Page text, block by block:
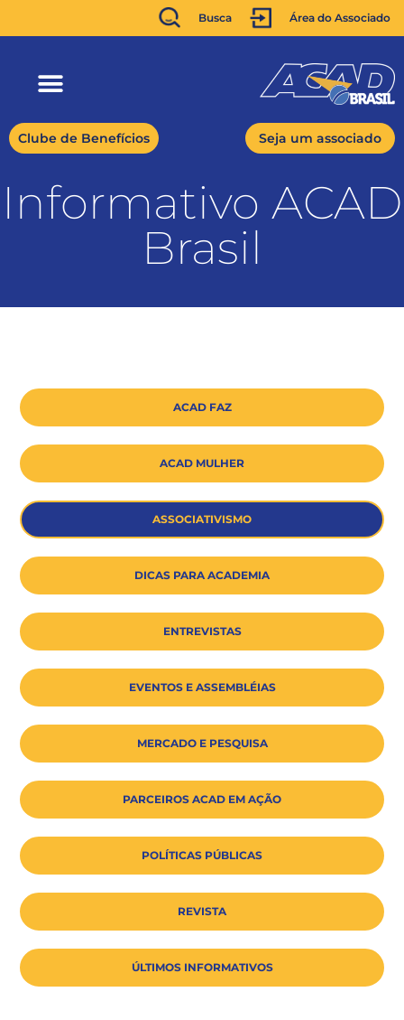
Busca Área do Associado
Clube de Benefícios Seja um associado
Informativo ACAD
Brasil
ACAD FAZ
ACAD MULHER
ASSOCIATIVISMO
DICAS PARA ACADEMIA
ENTREVISTAS
EVENTOS E ASSEMBLÉIAS
MERCADO E PESQUISA
PARCEIROS ACAD EM AÇÃO
POLÍTICAS PÚBLICAS
REVISTA
ÚLTIMOS INFORMATIVOS